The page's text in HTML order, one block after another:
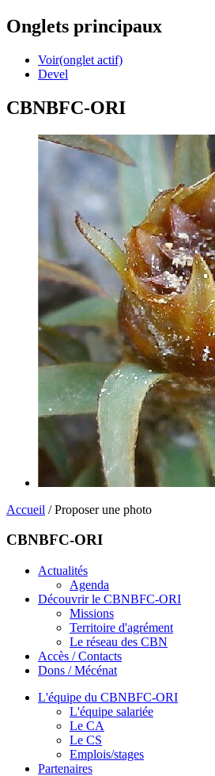
Onglets principaux
Voir(onglet actif)
Devel
CBNBFC-ORI
Accueil / Proposer une photo
CBNBFC-ORI
Actualités
Agenda
Découvrir le CBNBFC-ORI
Missions
Territoire d'agrément
Le réseau des CBN
Accès / Contacts
Dons / Mécénat
L'équipe du CBNBFC-ORI
L'équipe salariée
Le CA
Le CS
Emplois/stages
Partenaires